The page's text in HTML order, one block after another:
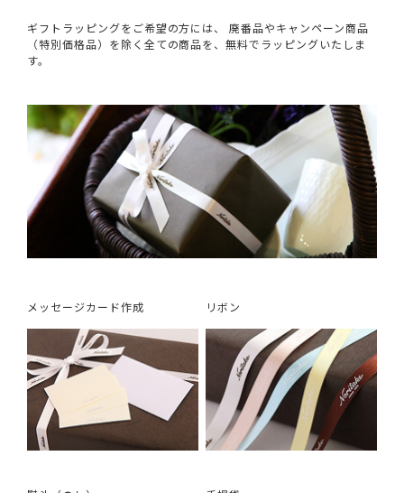
ギフトラッピングをご希望の方には、 廃番品やキャンペーン商品
（特別価格品）を除く全ての商品を、無料でラッピングいたしま
す。
メッセージカード作成 リボン